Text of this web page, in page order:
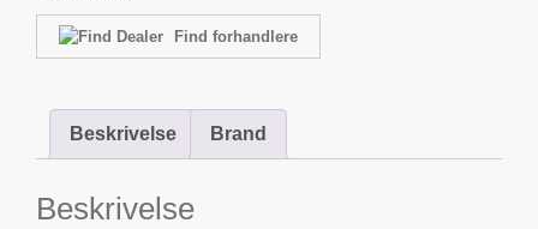
Find forhandlere
Beskrivelse Brand
Beskrivelse